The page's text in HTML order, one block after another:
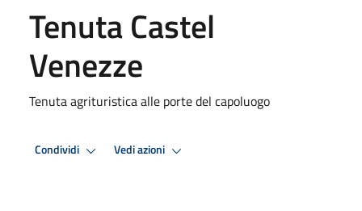
Tenuta Castel
Venezze
Tenuta agrituristica alle porte del capoluogo
Condividi Vedi azioni